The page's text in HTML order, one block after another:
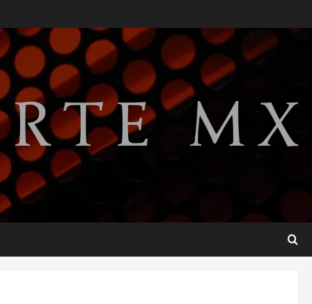
2
billete por centenario de la
Asociación de Scouts en
agosto 7, 2026
3
Internacional Portada
Desplome de la IA arrastra a
fondos estrella de Wall
Street
agosto 7, 2026
con la evolución del cerebro
agosto 7, 2026